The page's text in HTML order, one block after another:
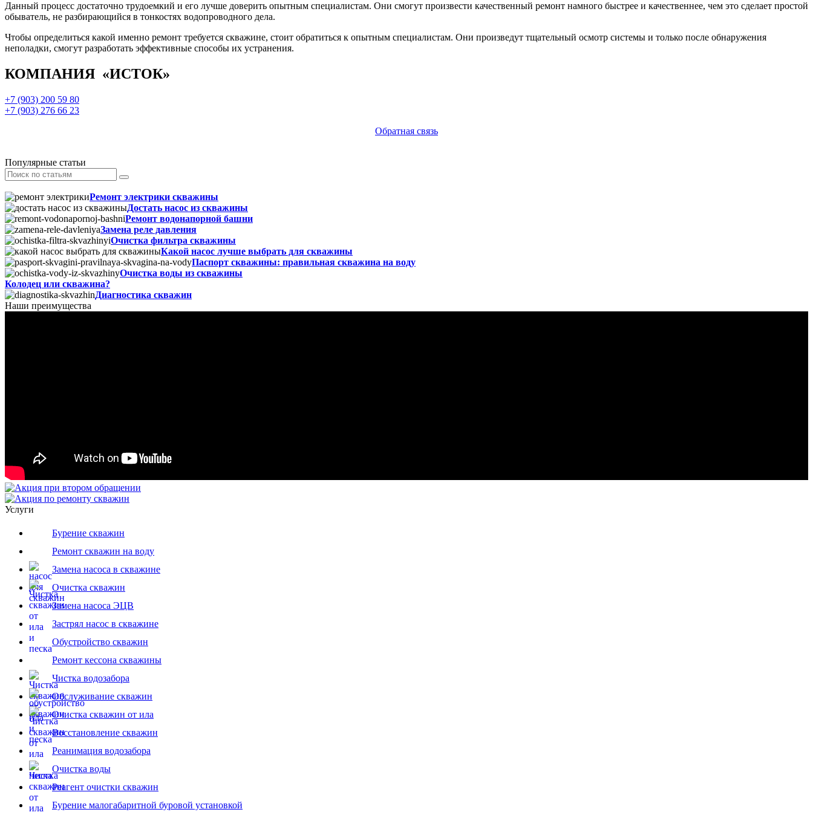
Данный процесс достаточно трудоемкий и его лучше доверить опытным специалистам. Они смогут произвести качественный ремонт намного быстрее и качественнее, чем это сделает простой
обыватель, не разбирающийся в тонкостях водопроводного дела.
Чтобы определиться какой именно ремонт требуется скважине, стоит обратиться к опытным специалистам. Они произведут тщательный осмотр системы и только после обнаружения
неполадки, смогут разработать эффективные способы их устранения.
КОМПАНИЯ «ИСТОК»
+7 (903) 200 59 80
+7 (903) 276 66 23
Обратная связь
Популярные статьи
Ремонт электрики скважины
Достать насос из скважины
Ремонт водонапорной башни
Замена реле давления
Очистка фильтра скважины
Какой насос лучше выбрать для скважины
Паспорт скважины: правильная скважина на воду
Очистка воды из скважины
Колодец или скважина?
Диагностика скважин
Наши преимущества
Услуги
Бурение скважин
Ремонт скважин на воду
Замена насоса в скважине
Очистка скважин
Замена насоса ЭЦВ
Застрял насос в скважине
Обустройство скважин
Ремонт кессона скважины
Чистка водозабора
Обслуживание скважин
Очистка скважин от ила
Восстановление скважин
Реанимация водозабора
Очистка воды
Реагент очистки скважин
Бурение малогабаритной буровой установкой